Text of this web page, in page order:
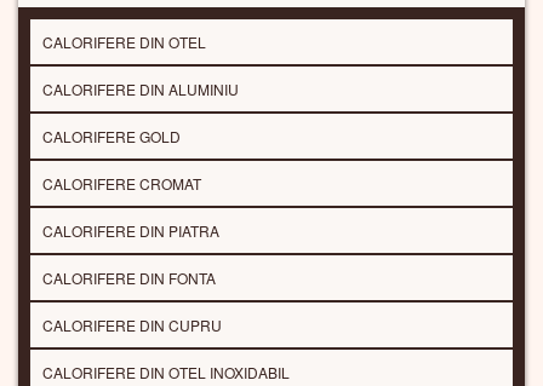
CALORIFERE DIN OTEL
CALORIFERE DIN ALUMINIU
CALORIFERE GOLD
CALORIFERE CROMAT
CALORIFERE DIN PIATRA
CALORIFERE DIN FONTA
CALORIFERE DIN CUPRU
CALORIFERE DIN OTEL INOXIDABIL